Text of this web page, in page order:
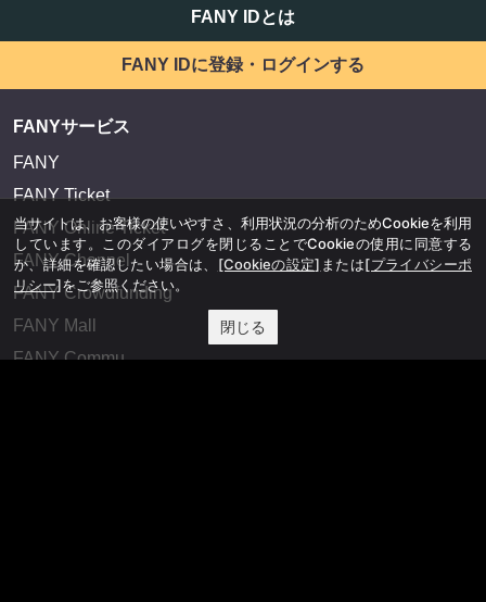
FANY IDとは
FANY IDに登録・ログインする
FANYサービス
FANY
FANY Ticket
FANY Online Ticket
FANY Channel
FANY Crowdfunding
FANY Mall
FANY Commu
当サイトは、お客様の使いやすさ、利用状況の分析のためCookieを利用
しています。このダイアログを閉じることでCookieの使用に同意する
か、詳細を確認したい場合は、 [Cookieの設定] または[プライバシーポ
リシー]をご参照ください。
閉じる